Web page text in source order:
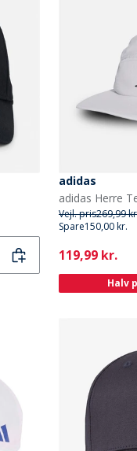
adidas
Vejl. pris269,99
Spare150,00 kr.
Current
119,99 kr.
Halv